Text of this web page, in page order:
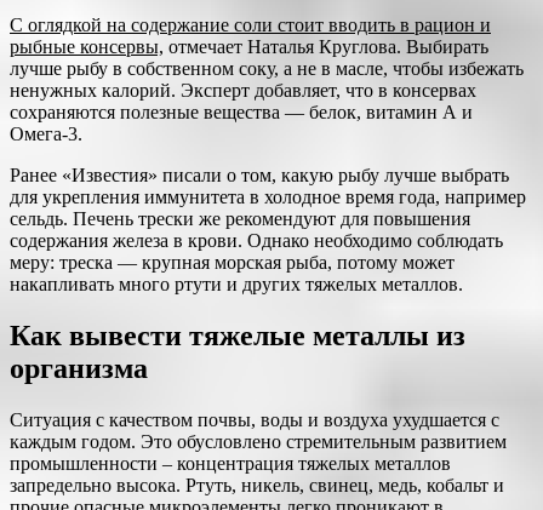
С оглядкой на содержание соли стоит вводить в рацион и
рыбные консервы, отмечает Наталья Круглова. Выбирать
лучше рыбу в собственном соку, а не в масле, чтобы избежать
ненужных калорий. Эксперт добавляет, что в консервах
сохраняются полезные вещества — белок, витамин А и
Омега-3.
Ранее «Известия» писали о том, какую рыбу лучше выбрать
для укрепления иммунитета в холодное время года, например
сельдь. Печень трески же рекомендуют для повышения
содержания железа в крови. Однако необходимо соблюдать
меру: треска — крупная морская рыба, потому может
накапливать много ртути и других тяжелых металлов.
Как вывести тяжелые металлы из
организма
Ситуация с качеством почвы, воды и воздуха ухудшается с
каждым годом. Это обусловлено стремительным развитием
промышленности – концентрация тяжелых металлов
запредельно высока. Ртуть, никель, свинец, медь, кобальт и